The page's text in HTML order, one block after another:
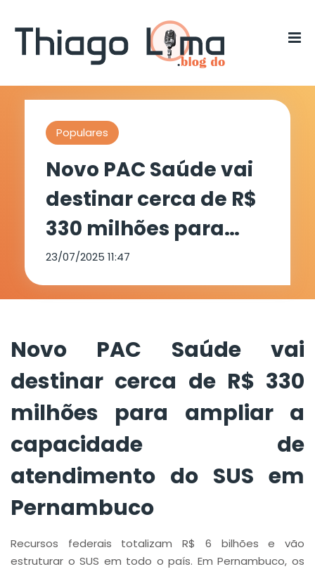
Populares
Novo PAC Saúde vai
destinar cerca de R$
330 milhões para
ampliar a
capacidade de
em Pernambuco
23/07/2025 11:47
Novo PAC Saúde vai
destinar cerca de R$ 330
milhões para ampliar a
capacidade de
atendimento do SUS em
Pernambuco
Recursos federais totalizam R$ 6 bilhões e vão
estruturar o SUS em todo o país. Em Pernambuco, os